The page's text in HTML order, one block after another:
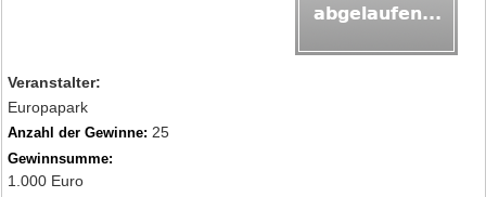
Veranstalter:
Europapark
Anzahl der Gewinne: 25
Gewinnsumme:
1.000 Euro